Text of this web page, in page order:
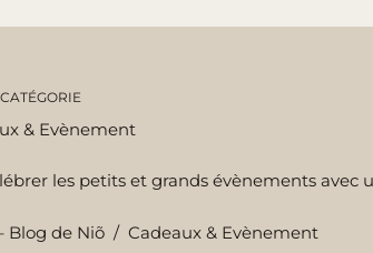
CATÉGORIE
& Evènement
les petits et grands évènements avec
Blog de Niõ / Cadeaux & Evènement